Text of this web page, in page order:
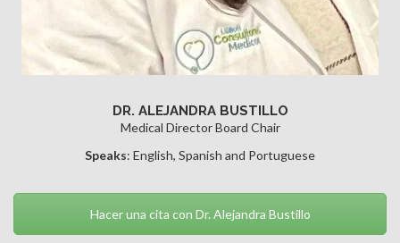
DR. ALEJANDRA BUSTILLO
Medical Director Board Chair
Speaks: English, Spanish and Portuguese
Hacer una cita con Dr. Alejandra Bustillo